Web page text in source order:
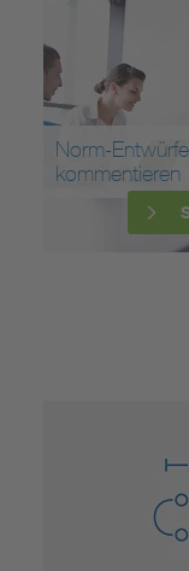
Norm-Entwürfe
kommentieren